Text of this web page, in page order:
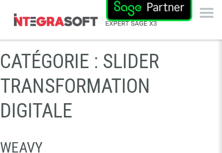
CATÉGORIE : SLIDER
TRANSFORMATION
DIGITALE
WEAVY